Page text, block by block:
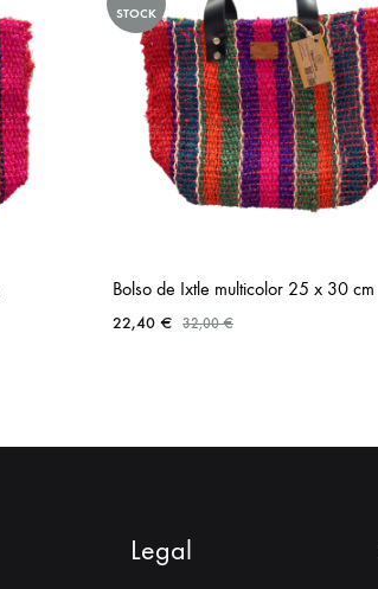
Carteras telar
STOCK
Bolso de Ixtle multicolor 25 x 30 cm
22,40 € 32,00€
Legal